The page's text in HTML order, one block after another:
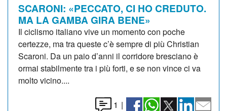
SCARONI: «PECCATO, CI HO CREDUTO.
MA LA GAMBA GIRA BENE»
Il ciclismo italiano vive un momento con poche
certezze, ma tra queste c’è sempre di più Christian
Scaroni. Da un paio d’anni il corridore bresciano è
ormai stabilmente tra i più forti, e se non vince ci va
molto vicino....
1 |